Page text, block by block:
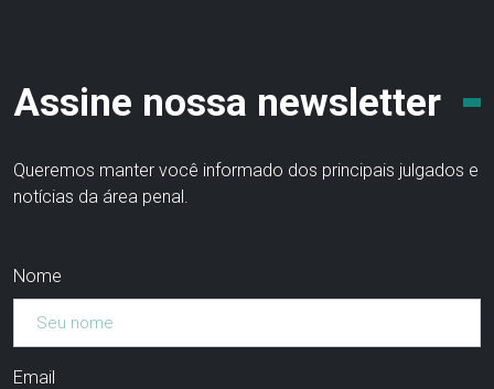
Assine nossa newsletter
Queremos manter você informado dos principais julgados e
notícias da área penal.
Nome
Email